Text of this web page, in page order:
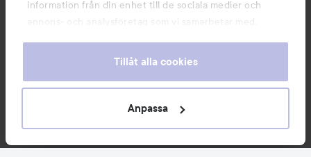
information från din enhet till de sociala medier och
annons- och analysföretag som vi samarbetar med.
information som du har tillhandahållit eller som de har
våra cookies vid fortsatt användande av vår webbplats.
För information om hur du kan ändra inställningarna för
Tillåt alla cookies
Anpassa